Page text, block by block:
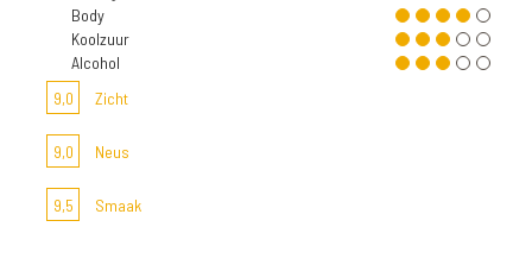
Body
Koolzuur
Alcohol
9,0
Zicht
9,0 Neus
9,5 Smaak